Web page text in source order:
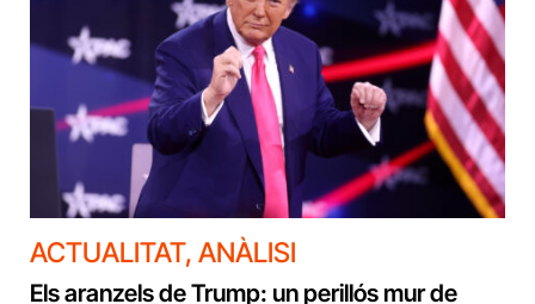
ACTUALITAT, ANÀLISI
Els aranzels de Trump: un perillós mur de